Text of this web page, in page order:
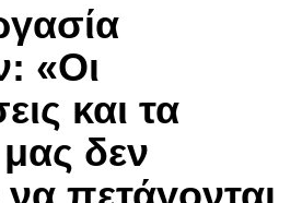
«Οι
και τα
δεν